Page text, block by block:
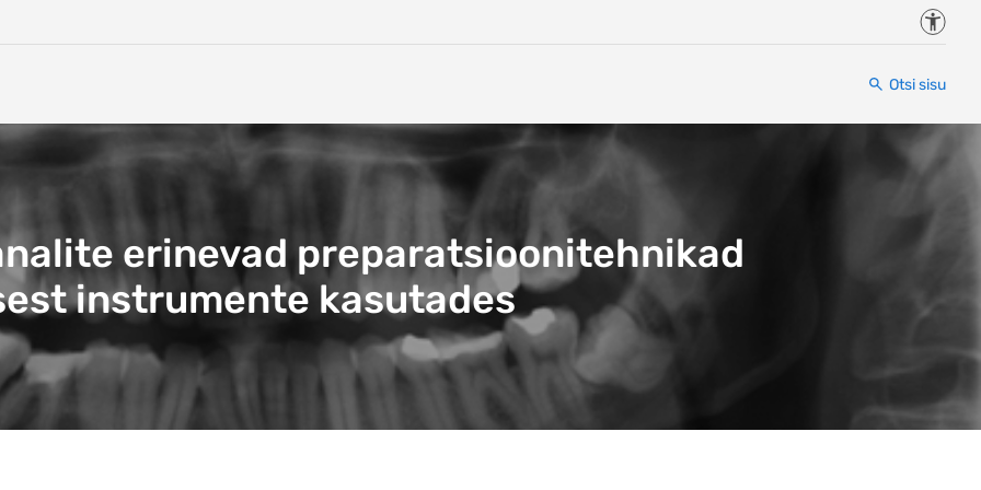
Otsi sisu
erinevad preparatsioonitehnikad
instrumente kasutades